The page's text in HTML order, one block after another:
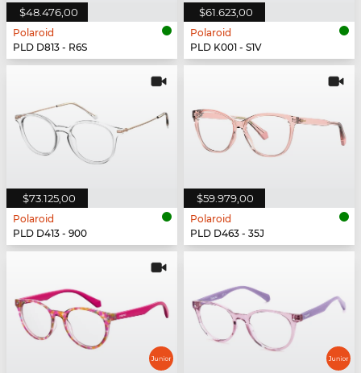
$48.476,00
Polaroid
PLD D813 - R6S
$61.623,00
Polaroid
PLD K001 - S1V
$73.125,00
Polaroid
PLD D413 - 900
$59.979,00
Polaroid
PLD D463 - 35J